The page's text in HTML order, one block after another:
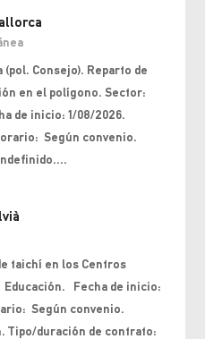
Consejo). Reparto de
en el polígono. Sector:
de inicio: 1/08/2026.
Según convenio.
taichí en los Centros
Educación. Fecha de inicio:
Según convenio.
Tipo/duración de contrato: